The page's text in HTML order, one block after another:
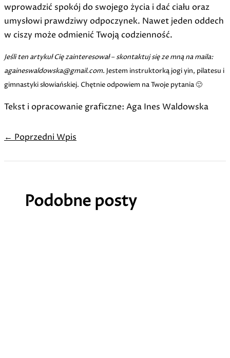
wprowadzić spokój do swojego życia i dać ciału oraz
umysłowi prawdziwy odpoczynek. Nawet jeden oddech
w ciszy może odmienić Twoją codzienność.
Jeśli ten artykuł Cię zainteresował – skontaktuj się ze mną na maila:
againeswaldowska@gmail.com. Jestem instruktorką jogi yin, pilatesu i
gimnastyki słowiańskiej. Chętnie odpowiem na Twoje pytania 🙂
Tekst i opracowanie graficzne: Aga Ines Waldowska
← Poprzedni Wpis
Podobne posty